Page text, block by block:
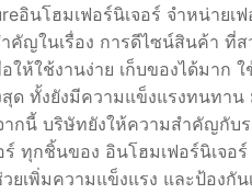
อินโฮมเฟอร์นิเจอร์ จำหน่ายเ
คัญในเรื่อง การดีไซน์สินค้า ที่
ให้ใช้งานง่าย เก็บของได้มาก
สุด ทั้งยังมีความแข็งแรงทนทา
กนี้ บริษัทยังให้ความสำคัญกับร
ร์ ทุกชิ้นของ อินโฮมเฟอร์นิเจ
ยเพิ่มความแข็งแรง และป้องกั